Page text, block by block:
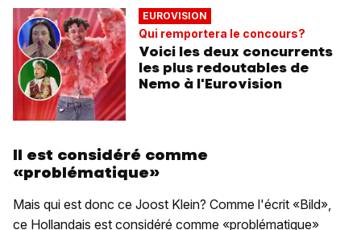
EUROVISION
Qui remportera le concours?
Voici les deux concurrents
les plus redoutables de
Nemo à l'Eurovision
Il est considéré comme
«problématique»
Mais qui est donc ce Joost Klein? Comme l'écrit «Bild»,
ce Hollandais est considéré comme «problématique»